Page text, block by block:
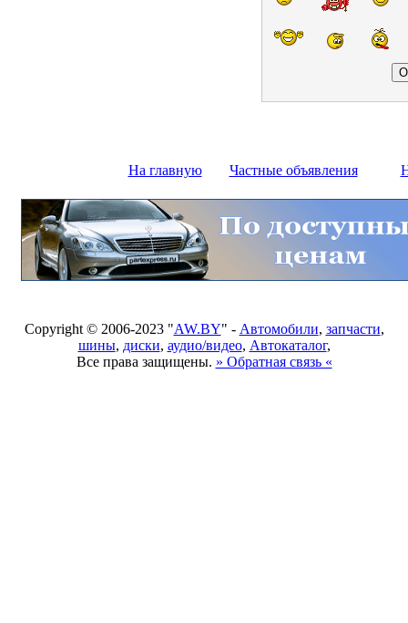
На главную Частные объявления
Copyright © 2006-2023 "AW.BY" - Автомобили, запчасти,
шины, диски, аудио/видео, Автокаталог,
Все права защищены. » Обратная связь «